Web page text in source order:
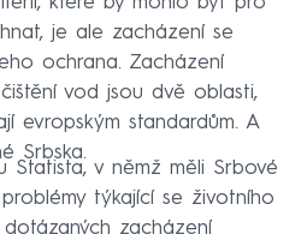
je ale zacházení se
ochrana. Zacházení
vod jsou dvě oblasti,
evropským standardům. A
Srbska.
Statista, v němž měli Srbové
týkající se životního
zacházení